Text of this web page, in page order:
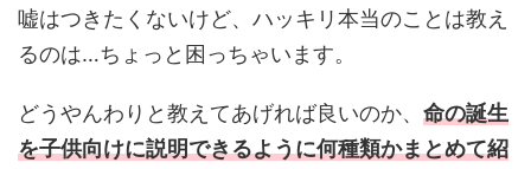
嘘はつきたくないけど、ハッキリ本当のことは教え
るのは…ちょっと困っちゃいます。
どうやんわりと教えてあげれば良いのか、 命の誕生
を子供向けに説明できるように何種類かまとめて紹